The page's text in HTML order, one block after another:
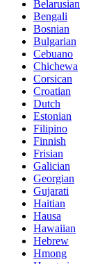
Belarusian
Bengali
Bosnian
Bulgarian
Cebuano
Chichewa
Corsican
Croatian
Dutch
Estonian
Filipino
Finnish
Frisian
Galician
Georgian
Gujarati
Haitian
Hausa
Hawaiian
Hebrew
Hmong